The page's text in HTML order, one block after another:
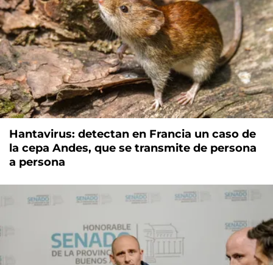
Hantavirus: detectan en Francia un caso de
la cepa Andes, que se transmite de persona
a persona